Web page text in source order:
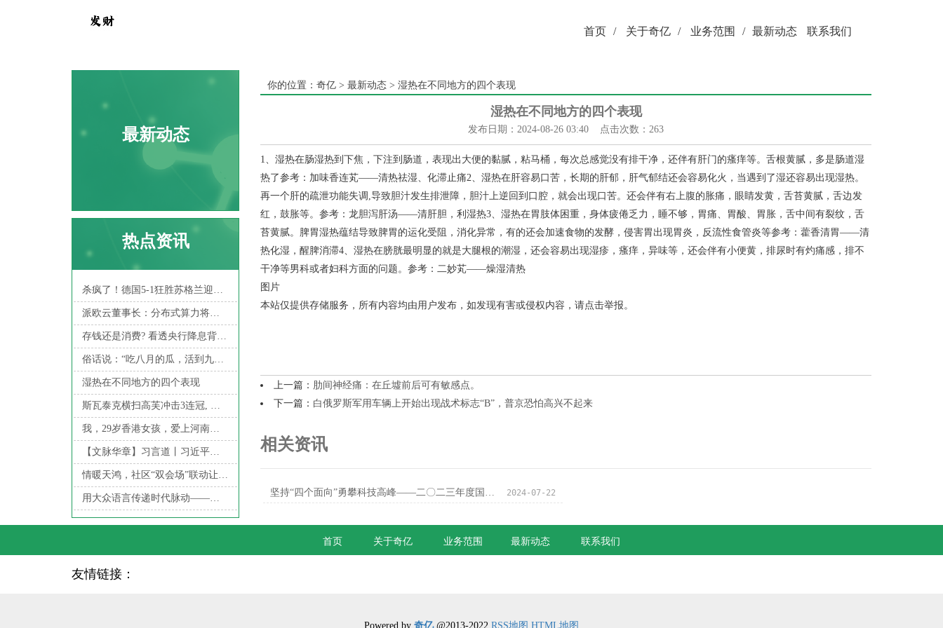
首页 / 关于奇亿 / 业务范围 / 最新动态 联系我们
最新动态
热点资讯
杀疯了！德国5-1狂胜苏格兰迎开门红 这还不算夺冠热门？
派欧云董事长：分布式算力将成为下一轮科技革命的重要推动力
存钱还是消费? 看透央行降息背后的经济博弈与百姓抉择
俗话说：“吃八月的瓜，活到九十八”，健脾养胃又排毒，不要错过
湿热在不同地方的四个表现
斯瓦泰克横扫高芙冲击3连冠, 保利尼成超级黑马力阻红土女王!
我，29岁香港女孩，爱上河南肌肉男，妈妈担心我成“消失的她”
【文脉华章】习言道丨习近平眼中的文化传承
情暖天鸿，社区“双会场”联动让元宵味更浓
用大众语言传递时代脉动——来自“重读赵树理”读书交流分享活动的声音
你的位置：奇亿 >最新动态 > 湿热在不同地方的四个表现
湿热在不同地方的四个表现
发布日期：2024-08-26 03:40 点击次数：263
1、湿热在肠湿热到下焦，下注到肠道，表现出大便的黏腻，粘马桶，每次总感觉没有排干净，还伴有肝门的瘙痒等。舌根黄腻，多是肠道湿
热了参考：加味香连芄——清热祛湿、化滞止痛2、湿热在肝容易口苦，长期的肝郁，肝气郁结还会容易化火，当遇到了湿还容易出现湿热。
再一个肝的疏泄功能失调,导致胆汁发生排泄障，胆汁上逆回到口腔，就会出现口苦。还会伴有右上腹的胀痛，眼睛发黄，舌苔黄腻，舌边发
红，鼓胀等。参考：龙胆泻肝汤——清肝胆，利湿热3、湿热在胃肢体困重，身体疲倦乏力，睡不够，胃痛、胃酸、胃胀，舌中间有裂纹，舌
苔黄腻。脾胃湿热蕴结导致脾胃的运化受阻，消化异常，有的还会加速食物的发酵，侵害胃出现胃炎，反流性食管炎等参考：藿香清胃——清
热化湿，醒脾消滞4、湿热在膀胱最明显的就是大腿根的潮湿，还会容易出现湿疹，瘙痒，异味等，还会伴有小便黄，排尿时有灼痛感，排不
干净等男科或者妇科方面的问题。参考：二妙芄——燥湿清热
图片
本站仅提供存储服务，所有内容均由用户发布，如发现有害或侵权内容，请点击举报。
上一篇： 肋间神经痛：在丘墟前后可有敏感点。
下一篇： 白俄罗斯军用车辆上开始出现战术标志“B”，普京恐怕高兴不起来
相关资讯
坚持“四个面向”勇攀科技高峰——二〇二三年度国家科学技术奖获奖项目巡礼（上） 2024-07-22
首页 关于奇亿 业务范围 最新动态 联系我们
友情链接：
Powered by 奇亿@2013-2022 RSS地图 HTML地图